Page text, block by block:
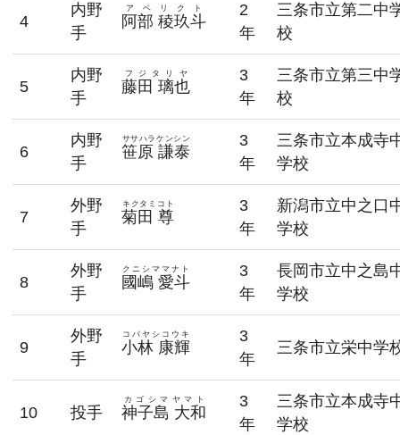
4
内野
手
阿部 稜玖斗
アベリクト
2
年
三条市立第二中
校
5
内野
手
藤田 璃也
フジタリヤ
3
年
三条市立第三中
校
6
内野
手
笹原 謙泰
ササハラケンシン
3
年
三条市立本成寺
学校
7
外野
手
菊田 尊
キクタミコト
3
年
新潟市立中之口
学校
8
外野
手
國嶋 愛斗
クニシママナト
3
年
長岡市立中之島
学校
9
外野
手
小林 康輝
コバヤシコウキ
3
年
三条市立栄中学
10 投手 神子島 大和
カゴシマヤマト
3
年
三条市立本成寺
学校